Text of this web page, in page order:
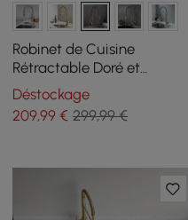
Robinet de Cuisine
Rétractable Doré et
Chrome Grand Arc en
Laiton Massif
Déstockage
209,99 € 299,99 €